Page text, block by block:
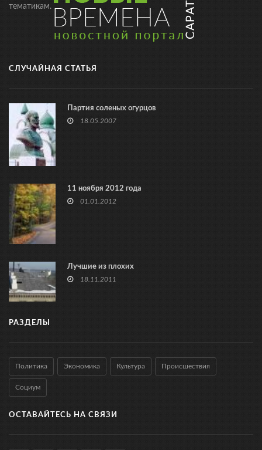
тематикам.
СЛУЧАЙНАЯ СТАТЬЯ
Партия соленых огурцов
18.05.2007
11 ноября 2012 года
01.01.2012
Лучшие из плохих
18.11.2011
РАЗДЕЛЫ
Политика Экономика Культура Происшествия
Социум
ОСТАВАЙТЕСЬ НА СВЯЗИ